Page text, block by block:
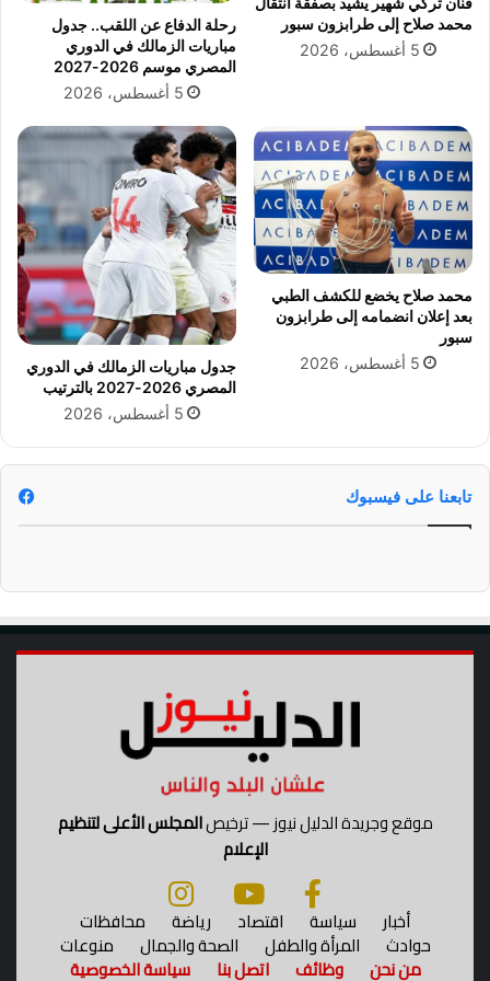
ة
ب
ح
ا
د
ث
س
ا
ة
ر
ة
م
ح
س
ن
ف
ي
ب
ا
ص
ر
و
ل
ن
ت
محمد صلاح إلى طرابزون سبور
5 أغسطس، 2026
رحلة الدفاع عن اللقب.. جدول
مباريات الزمالك في الدوري
المصري موسم 2026-2027
5 أغسطس، 2026
محمد صلاح يخضع للكشف الطبي
بعد إعلان انضمامه إلى طرابزون
سبور
5 أغسطس، 2026
جدول مباريات الزمالك في الدوري
المصري 2026-2027 بالترتيب
5 أغسطس، 2026
تابعنا على فيسبوك
موقع وجريدة الدليل نيوز — ترخيصالمجلس الأعلى لتنظيم
الإعلام
أخبار سياسة اقتصاد رياضة محافظات
حوادث المرأة والطفل الصحة والجمال منوعات
من نحن وظائف اتصل بنا سياسة الخصوصية